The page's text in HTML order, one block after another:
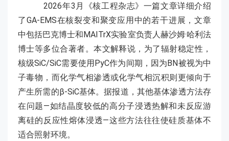
2026年3月《核工程杂志》一篇文章详细介绍
了GA-EMS在核裂变和聚变应用中的若干进展，文章
中包括巴克博士和MAITrX实验室负责人赫沙姆·哈利法
博士等多位合著者。本文解释说，为了辐射稳定性，
核级SiC/SiC需要使用PyC作为间期，因为BN被视为中
子毒物，而化学气相渗透或化学气相沉积则更倾向于
产生所需的β-SiC基体。据报道，其他基体渗透方法存
在问题—如结晶度较低的高分子浸透热解和未反应游
离硅的反应性熔体浸透—这些方法往往使硅质基体不
适合照射环境。